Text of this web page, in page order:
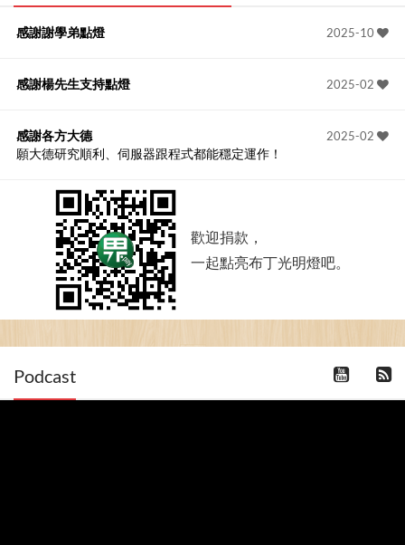
2025-10
感謝謝學弟點燈
2025-02
感謝楊先生支持點燈
2025-02
感謝各方大德
願大德研究順利、伺服器跟程式都能穩定運作！
歡迎捐款，
一起點亮布丁光明燈吧。
Podcast